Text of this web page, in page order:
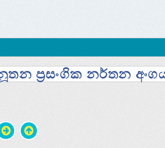
ප්‍රසංගික නර්තන